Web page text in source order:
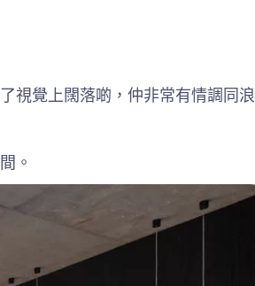
視覺上闊落啲，仲非常有情調同浪
。